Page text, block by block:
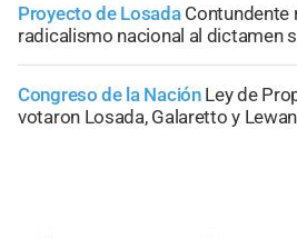
Proyecto de Losada Contundente
radicalismo nacional al dictamen
Congreso de la Nación Ley de
votaron Losada, Galaretto y